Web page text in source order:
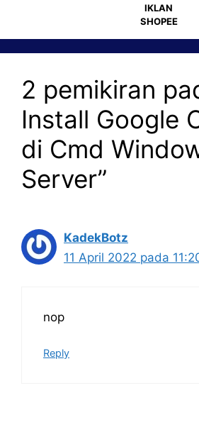
IKLAN
SHOPEE
2 pemikiran
Install Google
di Cmd
Server”
KadekBotz
11 April 2022 pada
nop
Reply